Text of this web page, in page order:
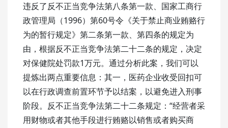
违反了反不正当竞争法第八条第一款、国家工商行
政管理局（1996）第60号令《关于禁止商业贿赂行
为的暂行规定》第二条第一款、第四条的规定为
由，根据反不正当竞争法第二十二条的规定，决定
对保健院处罚款1万元。通过分析此案，我们可以
提炼出两点重要信息：其一，医药企业收受回扣可
以在行政调查前置环节予以结案，以避免进入刑事
阶段。反不正当竞争法第二十二条规定：“经营者采
用财物或者其他手段进行贿赂以销售或者购买商